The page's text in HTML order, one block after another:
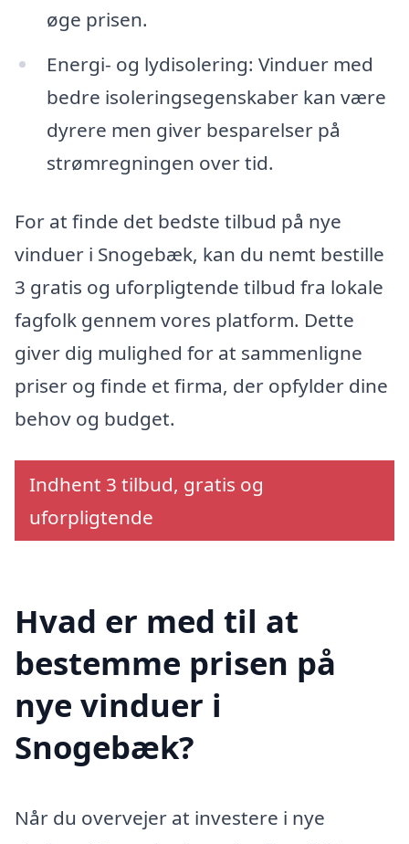
øge prisen.
Energi- og lydisolering: Vinduer med
bedre isoleringsegenskaber kan være
dyrere men giver besparelser på
strømregningen over tid.
For at finde det bedste tilbud på nye
vinduer i Snogebæk, kan du nemt bestille
3 gratis og uforpligtende tilbud fra lokale
fagfolk gennem vores platform. Dette
giver dig mulighed for at sammenligne
priser og finde et firma, der opfylder dine
behov og budget.
Indhent 3 tilbud, gratis og
uforpligtende
Hvad er med til at
bestemme prisen på
nye vinduer i
Snogebæk?
Når du overvejer at investere i nye